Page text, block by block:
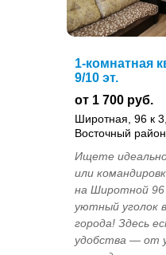
1-комнатная
9/10 эт.
от 1 700 руб.
Широтная, 96 к
Восточный район
Ищете
или
на Широтной
уютный уголок
города! Здесь
удобства — от